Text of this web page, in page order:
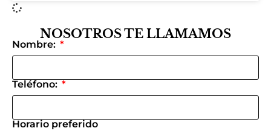
NOSOTROS TE LLAMAMOS
Nombre:
Teléfono:
Horario preferido